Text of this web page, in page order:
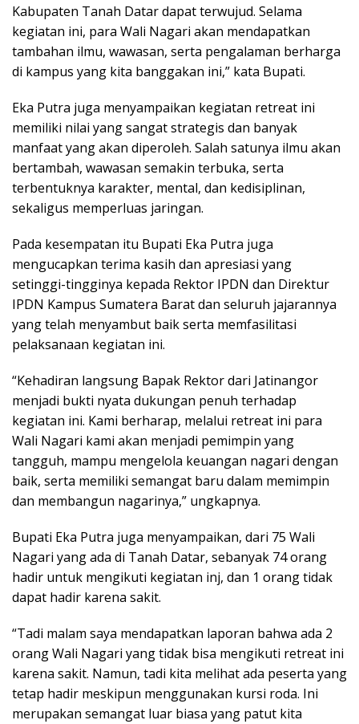
Kabupaten Tanah Datar dapat terwujud. Selama
kegiatan ini, para Wali Nagari akan mendapatkan
tambahan ilmu, wawasan, serta pengalaman berharga
di kampus yang kita banggakan ini,” kata Bupati.
Eka Putra juga menyampaikan kegiatan retreat ini
memiliki nilai yang sangat strategis dan banyak
manfaat yang akan diperoleh. Salah satunya ilmu akan
bertambah, wawasan semakin terbuka, serta
terbentuknya karakter, mental, dan kedisiplinan,
sekaligus memperluas jaringan.
Pada kesempatan itu Bupati Eka Putra juga
mengucapkan terima kasih dan apresiasi yang
setinggi-tingginya kepada Rektor IPDN dan Direktur
IPDN Kampus Sumatera Barat dan seluruh jajarannya
yang telah menyambut baik serta memfasilitasi
pelaksanaan kegiatan ini.
“Kehadiran langsung Bapak Rektor dari Jatinangor
menjadi bukti nyata dukungan penuh terhadap
kegiatan ini. Kami berharap, melalui retreat ini para
Wali Nagari kami akan menjadi pemimpin yang
tangguh, mampu mengelola keuangan nagari dengan
baik, serta memiliki semangat baru dalam memimpin
dan membangun nagarinya,” ungkapnya.
Bupati Eka Putra juga menyampaikan, dari 75 Wali
Nagari yang ada di Tanah Datar, sebanyak 74 orang
hadir untuk mengikuti kegiatan inj, dan 1 orang tidak
dapat hadir karena sakit.
“Tadi malam saya mendapatkan laporan bahwa ada 2
orang Wali Nagari yang tidak bisa mengikuti retreat ini
karena sakit. Namun, tadi kita melihat ada peserta yang
tetap hadir meskipun menggunakan kursi roda. Ini
merupakan semangat luar biasa yang patut kita